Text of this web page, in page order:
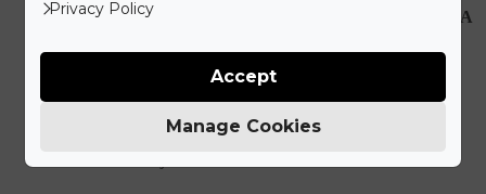
HIBÁS, VAGY SÉRÜLT ÉKSZEREK JAVÍTÁSA
mi álljuk a javítási és szállítási költségeket.
KORLÁTLAN ÉKSZERTISZTÍTÁSI
LEHETŐSÉG
Ékszered eredeti csillogását bármikor ingyenesen
Privacy Policy
Manage Cookies
Accept